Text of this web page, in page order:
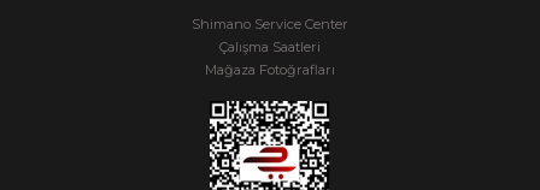
Shimano Service Center
Çalışma Saatleri
Mağaza Fotoğrafları